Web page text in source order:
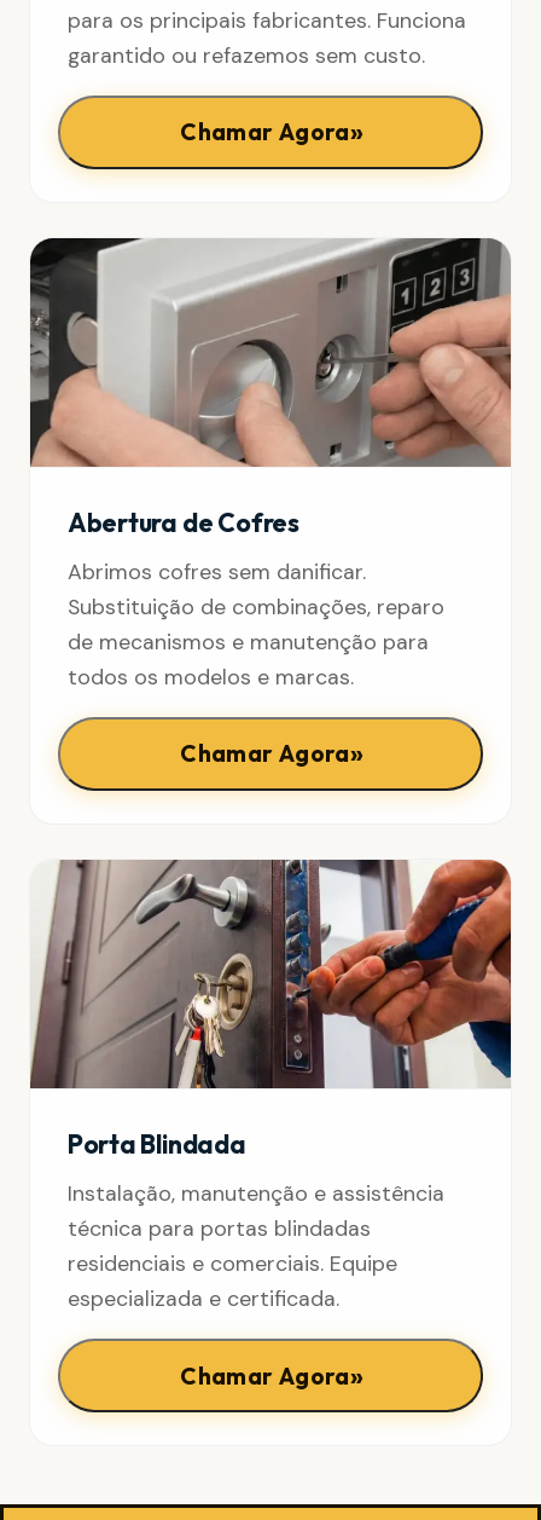
para os principais fabricantes. Funciona
garantido ou refazemos sem custo.
Chamar Agora»
Abertura de Cofres
Abrimos cofres sem danificar.
Substituição de combinações, reparo
de mecanismos e manutenção para
todos os modelos e marcas.
Chamar Agora»
Porta Blindada
Instalação, manutenção e assistência
técnica para portas blindadas
residenciais e comerciais. Equipe
especializada e certificada.
Chamar Agora»